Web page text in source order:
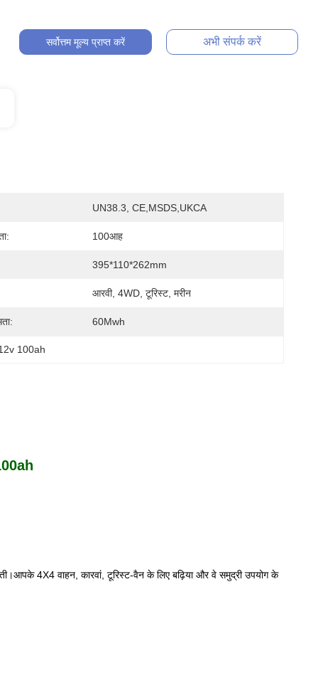
सर्वोत्तम मूल्य प्राप्त करें अभी संपर्क करें
UN38.3, CE,MSDS,UKCA
100आह
395*110*262mm
आरवी, 4WD, टूरिस्ट, मरीन
60Mwh
100ah
4X4 वाहन, कारवां, टूरिस्ट-वैन के लिए बढ़िया और वे समुद्री उपयोग के